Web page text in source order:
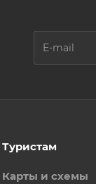
Туристам
Карты и схемы